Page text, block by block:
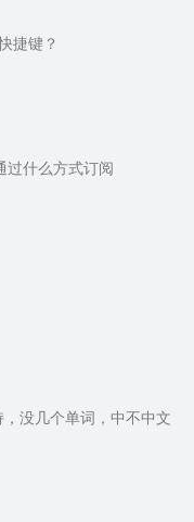
捷键？
过什么方式订阅
没几个单词，中不中文